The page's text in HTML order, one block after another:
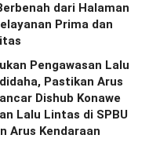
dari Halaman
Prima dan
Pengawasan Lalu
Pastikan Arus
Dishub Konawe
Lalu Lintas di SPBU
Arus Kendaraan